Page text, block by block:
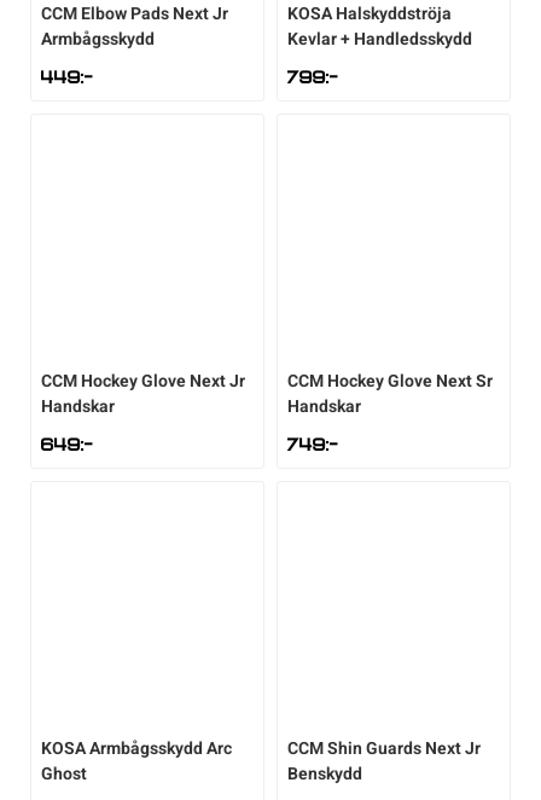
CCMElbow Pads Next Jr
Armbågsskydd
449:-
KOSAHalskyddströja
Kevlar + Handledsskydd
799:-
CCMHockey Glove Next Jr
Handskar
649:-
CCMHockey Glove Next Sr
Handskar
749:-
KOSAArmbågsskydd Arc
Ghost
CCMShin Guards Next Jr
Benskydd